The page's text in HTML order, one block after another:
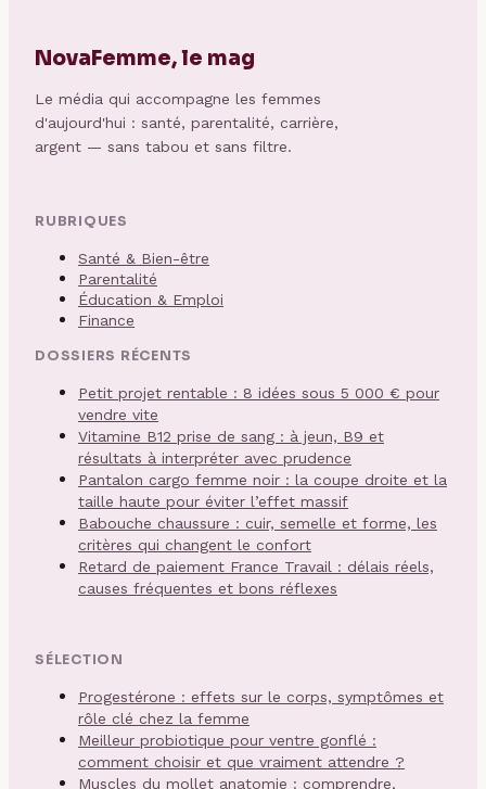
NovaFemme, le mag
Le média qui accompagne les femmes
d'aujourd'hui : santé, parentalité, carrière,
argent — sans tabou et sans filtre.
RUBRIQUES
Santé & Bien-être
Parentalité
Éducation & Emploi
Finance
DOSSIERS RÉCENTS
Petit projet rentable : 8 idées sous 5 000 € pour
vendre vite
Vitamine B12 prise de sang : à jeun, B9 et
résultats à interpréter avec prudence
Pantalon cargo femme noir : la coupe droite et la
taille haute pour éviter l’effet massif
Babouche chaussure : cuir, semelle et forme, les
critères qui changent le confort
Retard de paiement France Travail : délais réels,
causes fréquentes et bons réflexes
SÉLECTION
Progestérone : effets sur le corps, symptômes et
rôle clé chez la femme
Meilleur probiotique pour ventre gonflé :
comment choisir et que vraiment attendre ?
Muscles du mollet anatomie : comprendre,